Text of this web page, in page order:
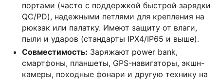
портами (часто с поддержкой быстрой зарядки
QC/PD), надежными петлями для крепления на
рюкзак или палатку. Имеют защиту от влаги,
пыли и ударов (стандарты IPX4/IP65 и выше).
Совместимость: Заряжают power bank,
смартфоны, планшеты, GPS-навигаторы, экшн-
камеры, походные фонари и другую технику на